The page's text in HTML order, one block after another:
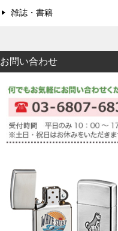
雑誌・書籍
お問い合わせ